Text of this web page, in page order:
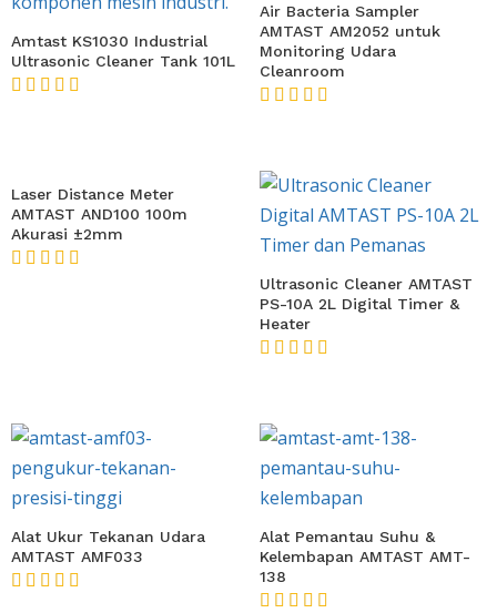
Amtast KS1030 Industrial
Ultrasonic Cleaner Tank 101L
Air Bacteria Sampler
AMTAST AM2052 untuk
Monitoring Udara
Cleanroom
Laser Distance Meter
AMTAST AND100 100m
Akurasi ±2mm
Ultrasonic Cleaner AMTAST
PS-10A 2L Digital Timer &
Heater
Alat Ukur Tekanan Udara
AMTAST AMF033
Alat Pemantau Suhu &
Kelembapan AMTAST AMT-
138